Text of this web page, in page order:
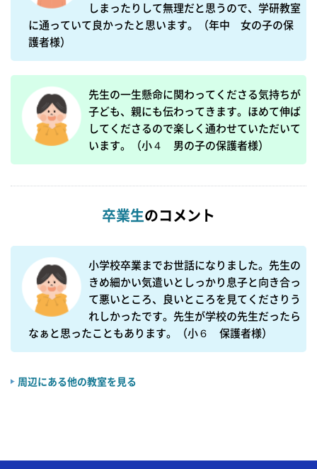
しまったりして無理だと思うので、学研教室
に通っていて良かったと思います。（年中　女の子の保
護者様）
先生の一生懸命に関わってくださる気持ちが
子ども、親にも伝わってきます。ほめて伸ば
してくださるので楽しく通わせていただいて
います。（小４　男の子の保護者様）
卒業生のコメント
小学校卒業までお世話になりました。先生の
きめ細かい気遣いとしっかり息子と向き合っ
て悪いところ、良いところを見てくださりう
れしかったです。先生が学校の先生だったら
なぁと思ったこともあります。（小６　保護者様）
周辺にある他の教室を見る